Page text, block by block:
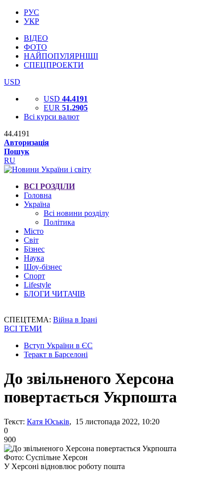
РУС
УКР
ВІДЕО
ФОТО
НАЙПОПУЛЯРНІШІ
СПЕЦПРОЕКТИ
USD
USD 44.4191
EUR 51.2905
Всі курси валют
44.4191
Авторизація
Пошук
RU
ВСІ РОЗДІЛИ
Головна
Україна
Всі новини розділу
Політика
Місто
Світ
Бізнес
Наука
Шоу-бізнес
Спорт
Lifestyle
БЛОГИ ЧИТАЧІВ
СПЕЦТЕМА: Війна в Ірані
ВСІ ТЕМИ
Вступ України в ЄС
Теракт в Барселоні
До звільненого Херсона
повертається Укрпошта
Текст: Катя Юськів, 15 листопада 2022, 10:20
0
900
Фото: Суспільне Херсон
У Херсоні відновлює роботу пошта